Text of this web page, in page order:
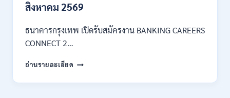
สมัคร
–
สิงหาคม 2569
ธนาคารกรุงเทพ เปิดรับสมัครงาน BANKING CAREERS
CONNECT 2…
อ่านรายละเอียด ธนาคาร
เปิด